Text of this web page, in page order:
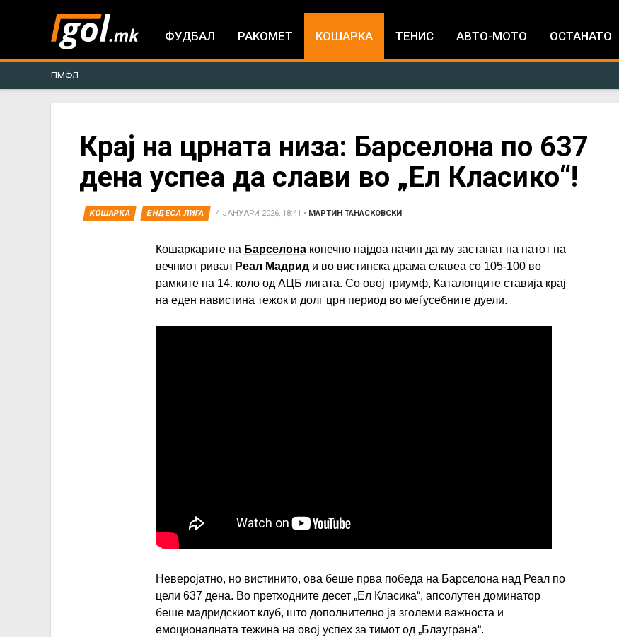
ФУДБАЛ РАКОМЕТ КОШАРКА ТЕНИС АВТО-МОТО ОСТАНАТО
ПМФЛ
here
Крај на црната низа: Барселона по 637
дена успеа да слави во „Ел Класико“!
КОШАРКА ЕНДЕСА ЛИГА 4 ЈАНУАРИ 2026, 18:41 • МАРТИН ТАНАСКОВСКИ
Кошаркарите на Барселона конечно најдоа начин да му застанат на патот на
вечниот ривал Реал Мадрид и во вистинска драма славеа со 105-100 во
рамките на 14. коло од АЦБ лигата. Со овој триумф, Каталонците ставија крај
на еден навистина тежок и долг црн период во меѓусебните дуели.
Неверојатно, но вистинито, ова беше прва победа на Барселона над Реал по
цели 637 дена. Во претходните десет „Ел Класика“, апсолутен доминатор
беше мадридскиот клуб, што дополнително ја зголеми важноста и
емоционалната тежина на овој успех за тимот од „Блауграна“.